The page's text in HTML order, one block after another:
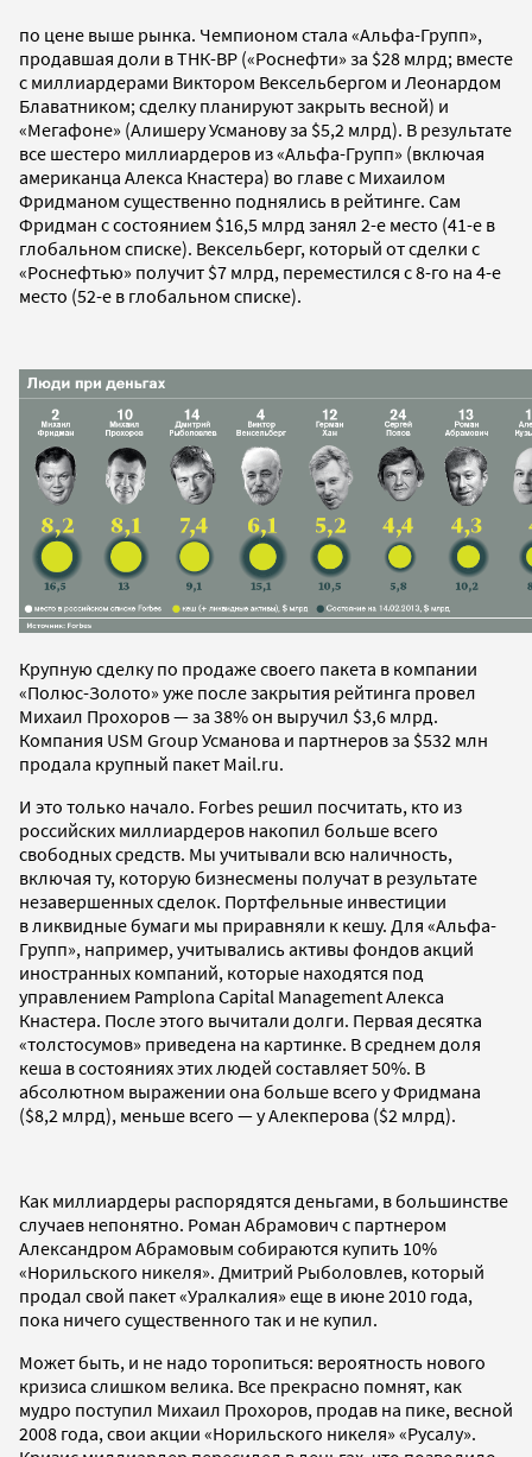
по цене выше рынка. Чемпионом стала «Альфа-Групп»,
продавшая доли в ТНК-ВР («Роснефти» за $28 млрд; вместе
с миллиардерами Виктором Вексельбергом и Леонардом
Блаватником; сделку планируют закрыть весной) и
«Мегафоне» (Алишеру Усманову за $5,2 млрд). В результате
все шестеро миллиардеров из «Альфа-Групп» (включая
американца Алекса Кнастера) во главе с Михаилом
Фридманом существенно поднялись в рейтинге. Сам
Фридман с состоянием $16,5 млрд занял 2-е место (41-е в
глобальном списке). Вексельберг, который от сделки с
«Роснефтью» получит $7 млрд, переместился с 8-го на 4-е
место (52-е в глобальном списке).
Крупную сделку по продаже своего пакета в компании
«Полюс-Золото» уже после закрытия рейтинга провел
Михаил Прохоров — за 38% он выручил $3,6 млрд.
Компания USM Group Усманова и партнеров за $532 млн
продала крупный пакет Mail.ru.
И это только начало. Forbes решил посчитать, кто из
российских миллиардеров накопил больше всего
свободных средств. Мы учитывали всю наличность,
включая ту, которую бизнесмены получат в результате
незавершенных сделок. Портфельные инвестиции
в ликвидные бумаги мы приравняли к кешу. Для «Альфа-
Групп», например, учитывались активы фондов акций
иностранных компаний, которые находятся под
управлением Pamplona Capital Management Алекса
Кнастера. После этого вычитали долги. Первая десятка
«толстосумов» приведена на картинке. В среднем доля
кеша в состояниях этих людей составляет 50%. В
абсолютном выражении она больше всего у Фридмана
($8,2 млрд), меньше всего — у Алекперова ($2 млрд).
Как миллиардеры распорядятся деньгами, в большинстве
случаев непонятно. Роман Абрамович с партнером
Александром Абрамовым собираются купить 10%
«Норильского никеля». Дмитрий Рыболовлев, который
продал свой пакет «Уралкалия» еще в июне 2010 года,
пока ничего существенного так и не купил.
Может быть, и не надо торопиться: вероятность нового
кризиса слишком велика. Все прекрасно помнят, как
мудро поступил Михаил Прохоров, продав на пике, весной
2008 года, свои акции «Норильского никеля» «Русалу».